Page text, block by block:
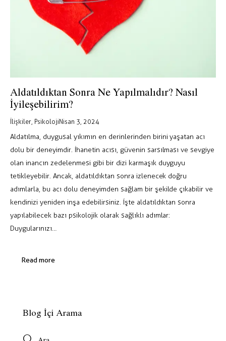
Aldatıldıktan Sonra Ne Yapılmalıdır? Nasıl
İyileşebilirim?
İlişkiler PsikolojiNisan 3, 2024
Aldatılma, duygusal yıkımın en derinlerinden birini yaşatan acı
dolu bir deneyimdir. İhanetin acısı, güvenin sarsılması ve sevgiye
olan inancın zedelenmesi gibi bir dizi karmaşık duyguyu
tetikleyebilir. Ancak, aldatıldıktan sonra izlenecek doğru
adımlarla, bu acı dolu deneyimden sağlam bir şekilde çıkabilir ve
kendinizi yeniden inşa edebilirsiniz. İşte aldatıldıktan sonra
yapılabilecek bazı psikolojik olarak sağlıklı adımlar:
Duygularınızı…
Read more
Blog İçi Arama